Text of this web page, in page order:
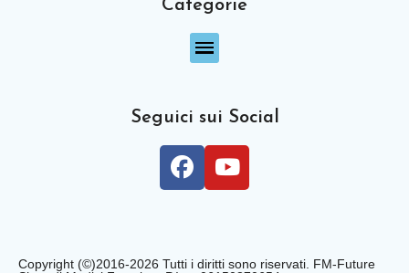
Categorie
Seguici sui Social
Copyright (©)2016-2026 Tutti i diritti sono riservati. FM-Future